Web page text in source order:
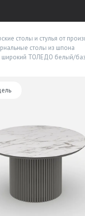
столы и стулья от
столы из шпона
широкий ТОЛЕДО белый/